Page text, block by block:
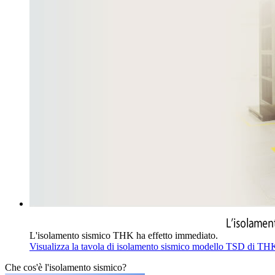
L'isolamento sismico THK ha effetto immediato.
Visualizza la tavola di isolamento sismico modello TSD di
Che cos'è l'isolamento sismico?